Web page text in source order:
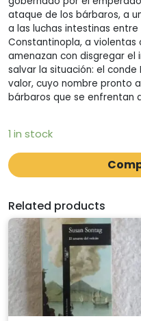
ataque de los bárbaros, a
a las luchas intestinas
Constantinopla, a
amenazan con disgregar el
salvar la situación: el
valor, cuyo nombre pronto
bárbaros que se enfrentan
1 in stock
Related products